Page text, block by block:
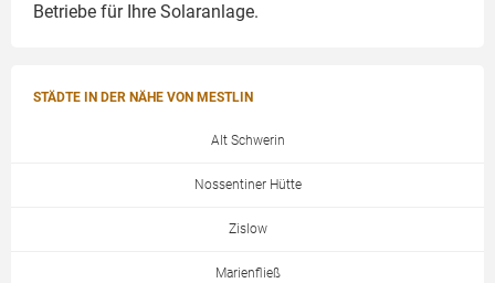
Betriebe für Ihre Solaranlage.
STÄDTE IN DER NÄHE VON MESTLIN
Alt Schwerin
Nossentiner Hütte
Zislow
Marienfließ